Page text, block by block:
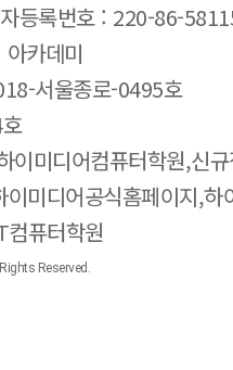
등록번호 : 220-86-
카데미
서울종로-0495호
이미디어컴퓨터학원,신
미디어공식홈페이지,
퓨터학원
Reserved.